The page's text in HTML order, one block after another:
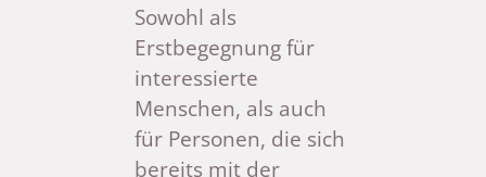
Sowohl als
Erstbegegnung für
interessierte
Menschen, als auch
für Personen, die sich
bereits mit der